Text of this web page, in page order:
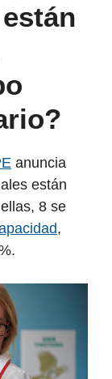
anuncia
están
8 se
,